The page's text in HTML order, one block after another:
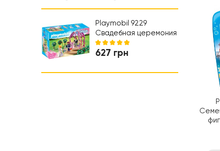
Коляски и автокресла
Ходунки
Playmobil 9229
Свадебная церемония
- игровой набор
Плеймобил
627 грн